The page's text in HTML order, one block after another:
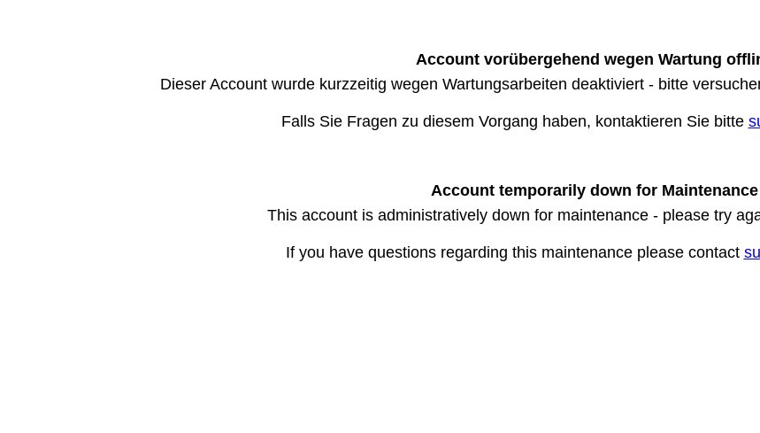
Account vorübergehend wegen Wartung
Dieser Account wurde kurzzeitig wegen Wartungsarbeiten deaktiviert - bitte
Falls Sie Fragen zu diesem Vorgang haben, kontaktieren Sie bitte
Account temporarily down for Maintenance
This account is administratively down for maintenance - please try
If you have questions regarding this maintenance please contact